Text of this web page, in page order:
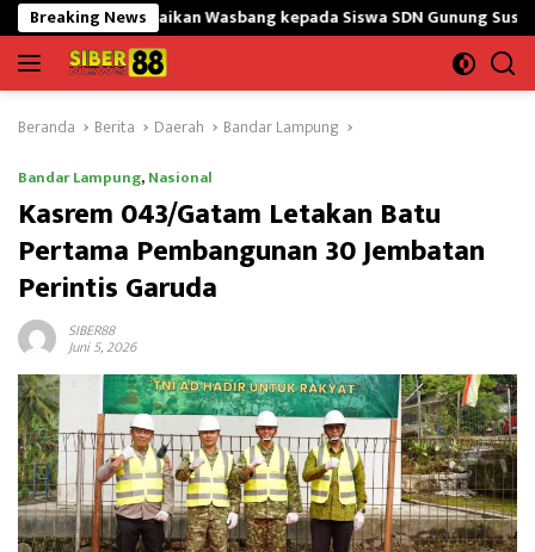
Langsung
ke
konten
Breaking News
Wasbang kepada Siswa SDN Gunung Susu Bangun
Beranda Berita Daerah Bandar Lampung
Bandar Lampung,Nasional
Kasrem 043/Gatam Letakan Batu
Pertama Pembangunan 30 Jembatan
Perintis Garuda
SIBER88
Juni 5, 2026